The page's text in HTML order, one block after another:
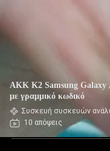
AKK K2 Samsung Galaxy
με γραμμικό κωδικό
Συσκευή συσκευών
10 απόψεις